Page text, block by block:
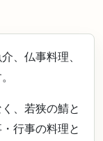
、仏事料理、
、若狭の鯖と
行事の料理と